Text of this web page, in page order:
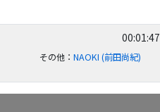
00:01:47
その他 ：NAOKI (前田尚紀)